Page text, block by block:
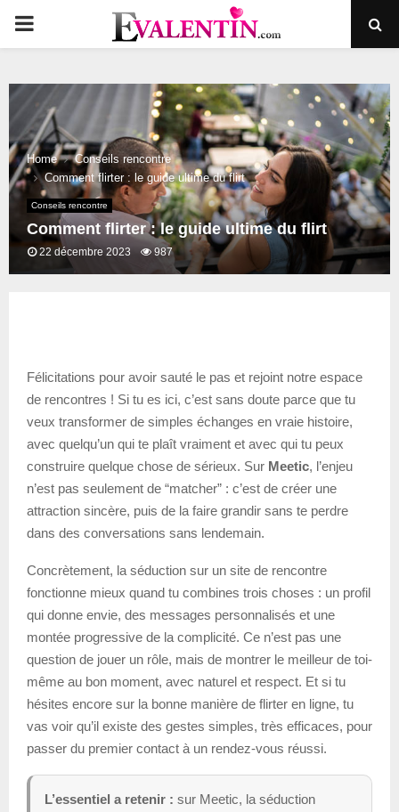
PRIMARY
Home
Conseils rencontre
Comment flirter : le guide ultime du flirt
Conseils rencontre
Comment flirter : le guide ultime du flirt
22 décembre 2023 987
Félicitations pour avoir sauté le pas et rejoint notre espace
de rencontres ! Si tu es ici, c’est sans doute parce que tu
veux transformer de simples échanges en vraie histoire,
avec quelqu’un qui te plaît vraiment et avec qui tu peux
construire quelque chose de sérieux. Sur Meetic, l’enjeu
n’est pas seulement de “matcher” : c’est de créer une
attraction sincère, puis de la faire grandir sans te perdre
dans des conversations sans lendemain.
Concrètement, la séduction sur un site de rencontre
fonctionne mieux quand tu combines trois choses : un profil
qui donne envie, des messages personnalisés et une
montée progressive de la complicité. Ce n’est pas une
question de jouer un rôle, mais de montrer le meilleur de toi-
même au bon moment, avec naturel et respect. Et si tu
hésites encore sur la bonne manière de flirter en ligne, tu
vas voir qu’il existe des gestes simples, très efficaces, pour
passer du premier contact à un rendez-vous réussi.
L’essentiel a retenir : sur Meetic, la séduction